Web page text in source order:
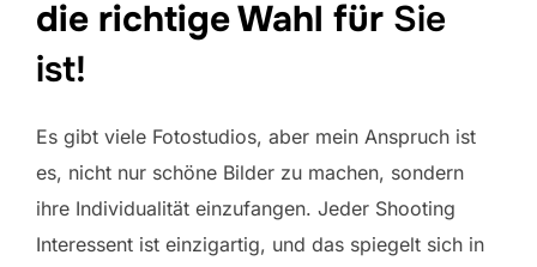
die richtige Wahl für Sie
ist!
Es gibt viele Fotostudios, aber mein Anspruch ist
es, nicht nur schöne Bilder zu machen, sondern
ihre Individualität einzufangen. Jeder Shooting
Interessent ist einzigartig, und das spiegelt sich in